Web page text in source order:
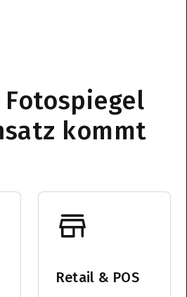
kommt
Retail & POS